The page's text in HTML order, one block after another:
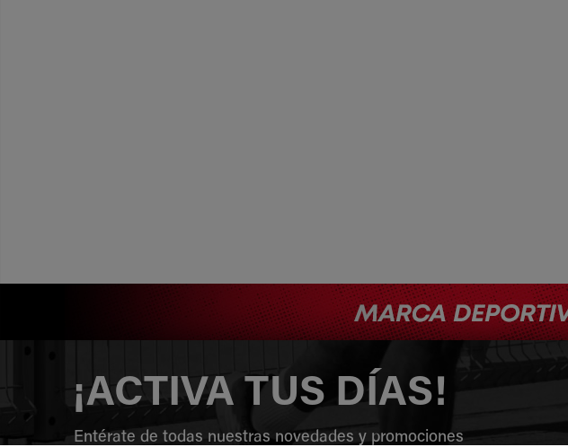
¡ACTIVA TUS DÍAS!
Entérate de todas nuestras novedades y promociones